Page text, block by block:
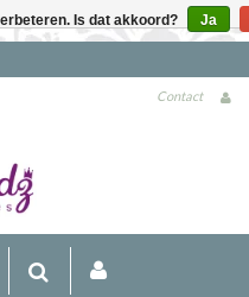
€90 (NL)
Contact
Is dat akkoord? Ja